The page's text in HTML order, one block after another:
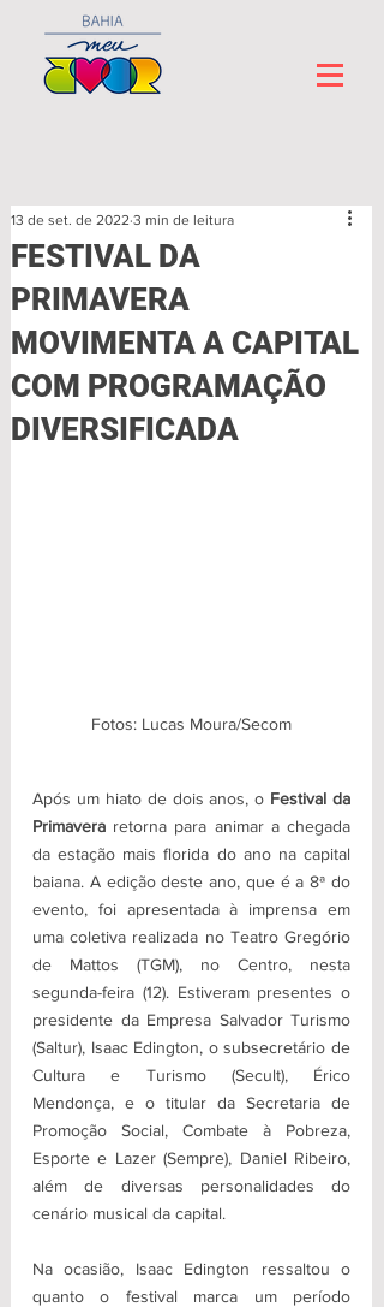
FESTIVAL DA
PRIMAVERA
MOVIMENTA A CAPITAL
COM PROGRAMAÇÃO
DIVERSIFICADA
13 de set. de 2022 3 min de leitura
Fotos: Lucas Moura/Secom
Após um hiato de dois anos, o Festival da
Primavera retorna para animar a chegada
da estação mais florida do ano na capital
baiana. A edição deste ano, que é a 8ª do
evento, foi apresentada à imprensa em
uma coletiva realizada no Teatro Gregório
de Mattos (TGM), no Centro, nesta
segunda-feira (12). Estiveram presentes o
presidente da Empresa Salvador Turismo
(Saltur), Isaac Edington, o subsecretário de
Cultura e Turismo (Secult), Érico
Mendonça, e o titular da Secretaria de
Promoção Social, Combate à Pobreza,
Esporte e Lazer (Sempre), Daniel Ribeiro,
além de diversas personalidades do
cenário musical da capital.
Na ocasião, Isaac Edington ressaltou o
quanto o festival marca um período